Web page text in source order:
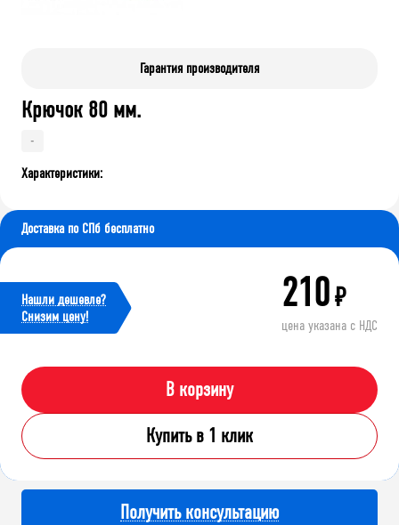
Гарантия производителя
Крючок 80 мм.
-
Характеристики:
Доставка по СПб бесплатно
Нашли дешевле?
Cнизим цену!
210₽
цена указана с НДС
В корзину
Купить в 1 клик
Получить консультацию